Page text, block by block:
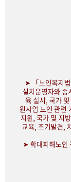
➤ 「노인복지
설치운영자와 종
육 실시, 국가
원사업 노인 관련
지원, 국가 및 지
교육, 조기발견,
➤ 학대피해노인